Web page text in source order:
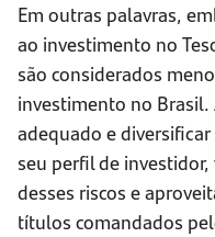
Em outras palavras,
ao investimento no
são considerados
investimento no
adequado e
seu perfil de
desses riscos e
títulos comandados